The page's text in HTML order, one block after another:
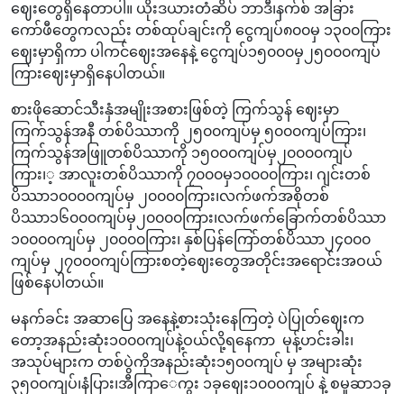
ဈေးတွေရှိနေတာပါ။ ယိုးဒယားတံဆိပ် ဘာဒီ၊နက်စ် အခြား
ကော်ဖီတွေကလည်း တစ်ထုပ်ချင်းကို ငွေကျပ်၈၀၀မှ ၁၃၀၀ကြား
ဈေးမှာရှိကာ ပါကင်ဈေးအနေနဲ့ ငွေကျပ်၁၅၀၀၀မှ၂၅၀၀၀ကျပ်
ကြားဈေးမှာရှိနေပါတယ်။
စားဖိုဆောင်သီးနှံအမျိုးအစားဖြစ်တဲ့ ကြက်သွန် ဈေးမှာ
ကြက်သွန်အနီ တစ်ပိဿာကို ၂၅၀၀ကျပ်မှ ၅၀၀၀ကျပ်ကြား၊
ကြက်သွန်အဖြူတစ်ပိဿာကို ၁၅၀၀၀ကျပ်မှ၂၀၀၀၀ကျပ်
ကြား၊့ အာလူးတစ်ပိဿာကို ၇၀၀၀မှ၁၀၀၀၀ကြား၊ ဂျင်းတစ်
ပိဿာ၁၀‌၀၀၀ကျပ်မှ ၂၀၀၀၀ကြား၊လက်ဖက်အစိုတစ်
ပိဿာ၁၆၀၀၀ကျပ်မှ၂၀၀၀၀ကြား၊လက်ဖက်ခြောက်တစ်ပိဿာ
၁၀၀၀၀ကျပ်မှ ၂၀၀၀၀ကြား၊ နှစ်ပြန်ကြော်တစ်ပိဿာ၂၄၀၀၀
ကျပ်မှ ၂၇၀၀၀ကျပ်ကြားစတဲ့ဈေးတွေအတိုင်းအရောင်းအဝယ်
ဖြစ်နေပါတယ်။
မနက်ခင်း အဆာပြေ အနေနဲ့စားသုံးနေကြတဲ့ ပဲပြုတ်ဈေးက‌
တော့အနည်းဆုံး၁၀၀၀ကျပ်နဲ့ဝယ်လို့ရနေကာ မုန့်ဟင်းခါး၊
အသုပ်များက တစ်ပွဲကိုအနည်းဆုံး၁၅၀၀ကျပ် မှ အများဆုံး
၃၅၀၀ကျပ်၊နံပြား၊အီကြာ‌ေကွး ၁ခုဈေး၁၀၀၀ကျပ် နဲ့ စမူဆာ၁ခု